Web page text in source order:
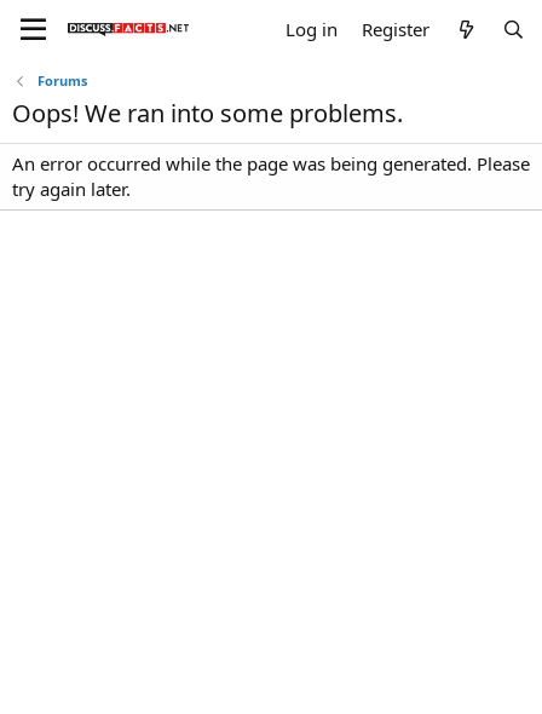
Log in Register
Forums
Oops! We ran into some problems.
An error occurred while the page was being generated. Please
try again later.